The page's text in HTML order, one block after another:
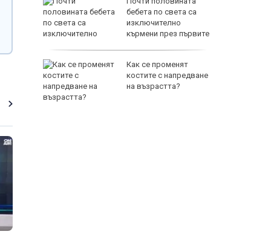
бебета по света са
изключително
кърмени през първите
Как се променят
костите с напредване
на възрастта?